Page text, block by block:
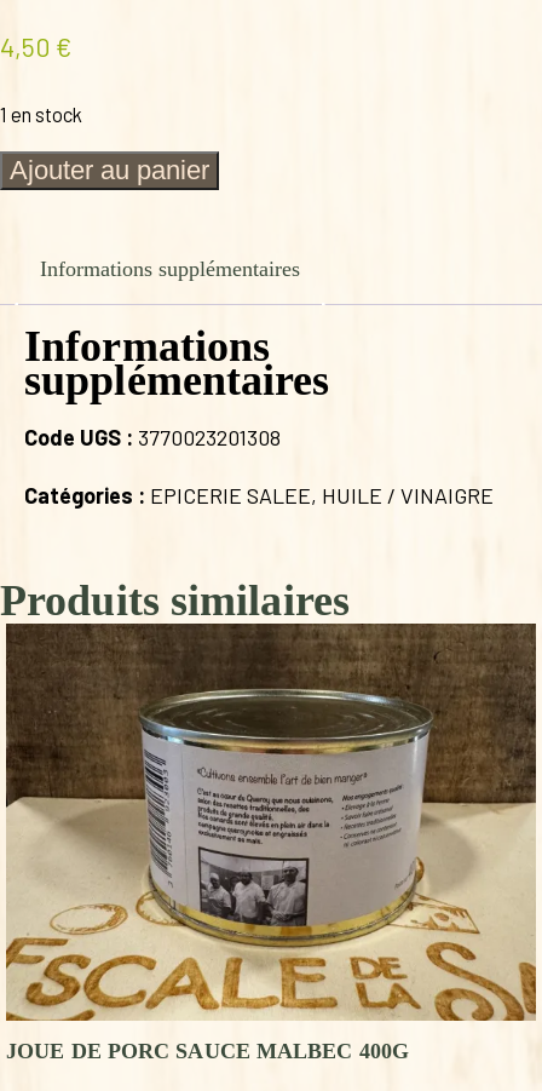
4,50 €
1 en stock
quantité
de
PLANET
Ajouter au panier
Informations supplémentaires
Informations
supplémentaires
Code UGS : 3770023201308
Catégories : EPICERIE SALEE, HUILE / VINAIGRE
Produits similaires
JOUE DE PORC SAUCE MALBEC 400G